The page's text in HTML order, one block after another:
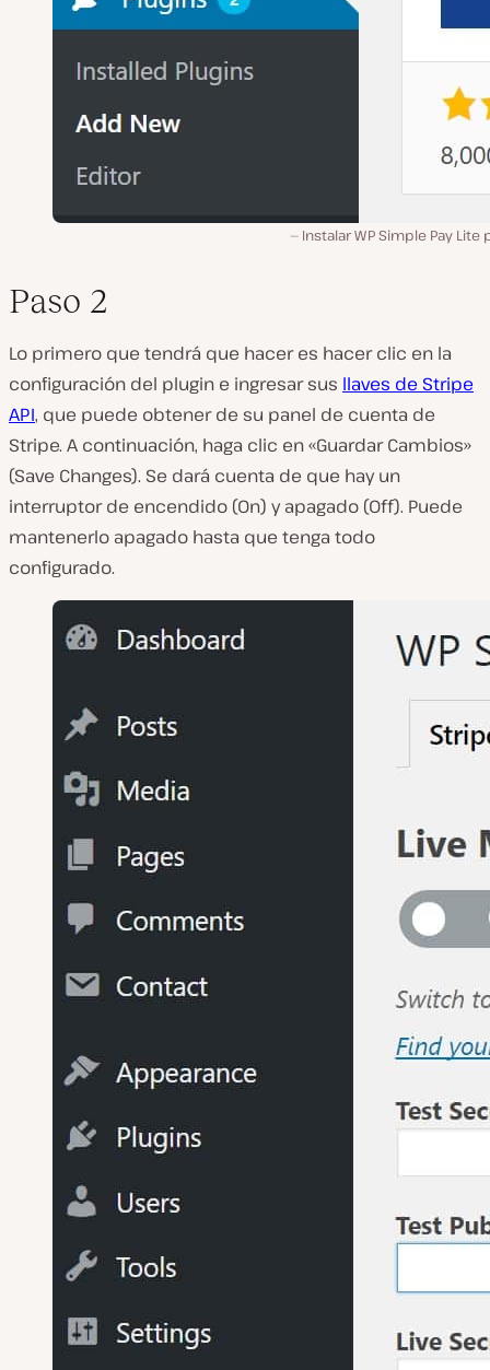
Instalar WP Simple Pay Lite
Paso 2
Lo primero que tendrá que hacer es hacer clic en la
configuración del plugin e ingresar sus llaves de Stripe
API, que puede obtener de su panel de cuenta de
Stripe. A continuación, haga clic en «Guardar Cambios»
(Save Changes). Se dará cuenta de que hay un
interruptor de encendido (On) y apagado (Off). Puede
mantenerlo apagado hasta que tenga todo
configurado.